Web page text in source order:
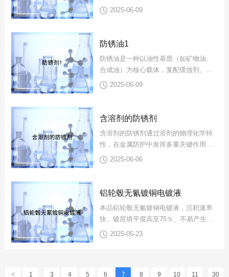
给大家推荐的几款防锈剂适用于机械及
2025-06-09
防锈油1
防锈油是一种以油性基质（如矿物油、
合成油）为核心载体，复配缓蚀剂、成
膜剂等添加剂的金属防护产品，其作用
2025-06-09
含溶剂的防锈剂
含溶剂的防锈剂通过溶剂的物理化学特
性，在金属防护中发挥多重关键作用，
好比如溶解分散、渗透润湿、成膜促
2025-06-06
铝轮毂无氰镀铜电镀液
本品铝轮毂无氰镀铜电镀液，沉积速率
快、镀层填平度高至75％、不易产生针
孔、内应力低、富延展性，无氰化物气
2025-05-23
< 1 3 4 5 6 7 8 9 10 11 30